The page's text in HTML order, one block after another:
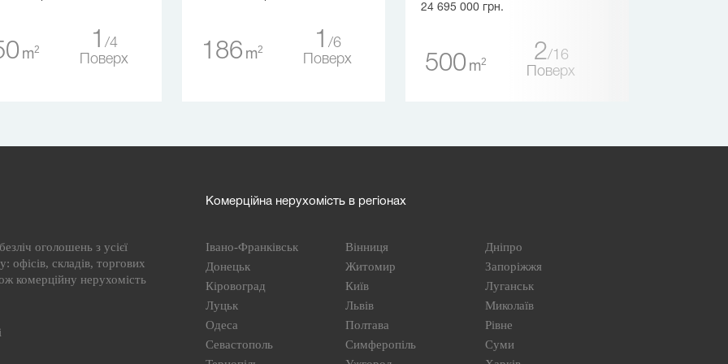
m2 1
4
Поверх
186 m2 1
6
Поверх
24 695 000 грн.
500 m2 2 16
Поверх
оголошень з усієї
офісів, складів, торгових
комерційну нерухомість
Комерційна нерухомість в регіонах
Івано-Франківськ Вінниця
Дніпро
Донецьк
Житомир
Запоріжжя
Кіровоград
Київ
Луганськ
Луцьк
Львів
Миколаїв
Одеса
Полтава
Рівне
Севастополь
Симферопіль
Суми